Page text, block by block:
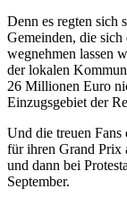
Denn es regten sich
Gemeinden, die
wegnehmen lassen
der lokalen
26 Millionen Euro
Einzugsgebiet der
Und die treuen Fans
für ihren Grand Prix
und dann bei
September.